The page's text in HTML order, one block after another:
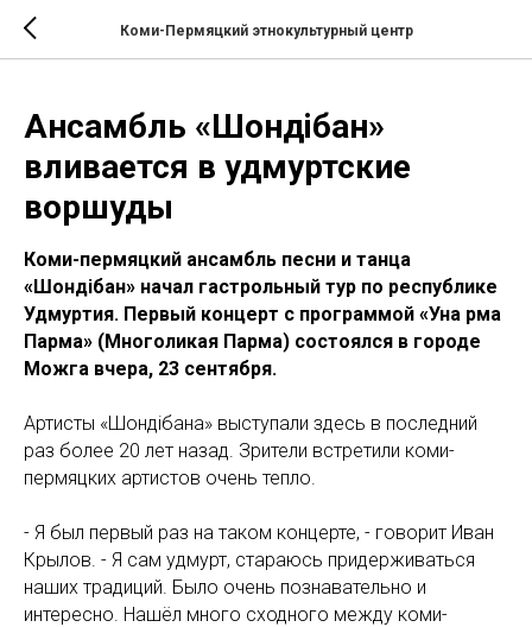
Коми-Пермяцкий этнокультурный центр
Ансамбль «Шондiбан»
вливается в удмуртские
воршуды
Коми-пермяцкий ансамбль песни и танца
«Шондiбан» начал гастрольный тур по республике
Удмуртия. Первый концерт с программой «Уна рӧма
Парма» (Многоликая Парма) состоялся в городе
Можга вчера, 23 сентября.
Артисты «Шондiбана» выступали здесь в последний
раз более 20 лет назад. Зрители встретили коми-
пермяцких артистов очень тепло.
- Я был первый раз на таком концерте, - говорит Иван
Крылов. - Я сам удмурт, стараюсь придерживаться
наших традиций. Было очень познавательно и
интересно. Нашёл много сходного между коми-